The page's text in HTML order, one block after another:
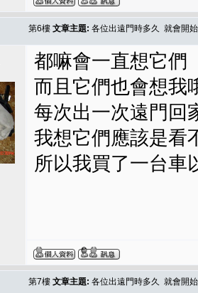
第6樓 文章主題: 各位出遠門時多久 就會開
都嘛會一直想它們
而且它們也會想我
每次出一次遠門回
我想它們應該是看
所以我買了一台車
第7樓 文章主題: 各位出遠門時多久 就會開